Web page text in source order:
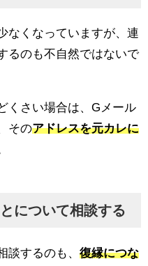
なくなっていますが、連
るのも不自然ではないで
くさい場合は、Gメール
そのアドレスを元カレに
について相談する
談するのも、 復縁につな